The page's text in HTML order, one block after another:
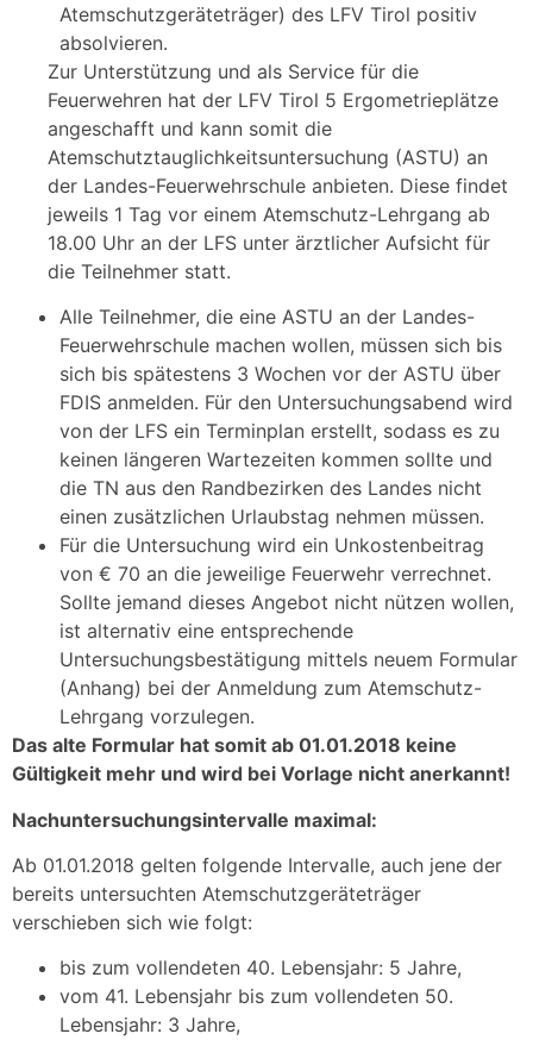
Atemschutzgeräteträger) des LFV Tirol positiv
absolvieren.
Zur Unterstützung und als Service für die
Feuerwehren hat der LFV Tirol 5 Ergometrieplätze
angeschafft und kann somit die
Atemschutztauglichkeitsuntersuchung (ASTU) an
der Landes-Feuerwehrschule anbieten. Diese findet
jeweils 1 Tag vor einem Atemschutz-Lehrgang ab
18.00 Uhr an der LFS unter ärztlicher Aufsicht für
die Teilnehmer statt.
Alle Teilnehmer, die eine ASTU an der Landes-
Feuerwehrschule machen wollen, müssen sich bis
sich bis spätestens 3 Wochen vor der ASTU über
FDIS anmelden. Für den Untersuchungsabend wird
von der LFS ein Terminplan erstellt, sodass es zu
keinen längeren Wartezeiten kommen sollte und
die TN aus den Randbezirken des Landes nicht
einen zusätzlichen Urlaubstag nehmen müssen.
Für die Untersuchung wird ein Unkostenbeitrag
von € 70 an die jeweilige Feuerwehr verrechnet.
Sollte jemand dieses Angebot nicht nützen wollen,
ist alternativ eine entsprechende
Untersuchungsbestätigung mittels neuem Formular
(Anhang) bei der Anmeldung zum Atemschutz-
Lehrgang vorzulegen.
Das alte Formular hat somit ab 01.01.2018 keine
Gültigkeit mehr und wird bei Vorlage nicht anerkannt!
Nachuntersuchungsintervalle maximal:
Ab 01.01.2018 gelten folgende Intervalle, auch jene der
bereits untersuchten Atemschutzgeräteträger
verschieben sich wie folgt:
bis zum vollendeten 40. Lebensjahr: 5 Jahre,
vom 41. Lebensjahr bis zum vollendeten 50.
Lebensjahr: 3 Jahre,